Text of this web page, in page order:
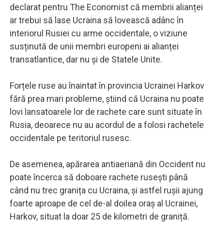
declarat pentru The Economist că membrii alianței
ar trebui să lase Ucraina să lovească adânc în
interiorul Rusiei cu arme occidentale, o viziune
susținută de unii membri europeni ai alianței
transatlantice, dar nu și de Statele Unite.
Forțele ruse au înaintat în provincia Ucrainei Harkov
fără prea mari probleme, știind că Ucraina nu poate
lovi lansatoarele lor de rachete care sunt situate în
Rusia, deoarece nu au acordul de a folosi rachetele
occidentale pe teritoriul rusesc.
De asemenea, apărarea antiaeriană din Occident nu
poate încerca să doboare rachete rusești până
când nu trec granița cu Ucraina, și astfel rușii ajung
foarte aproape de cel de-al doilea oraș al Ucrainei,
Harkov, situat la doar 25 de kilometri de graniță.